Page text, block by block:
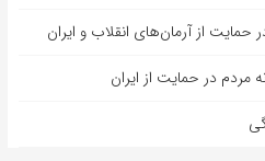
از آرمان‌های انقلاب و ایران
مردم در حمایت از ایران